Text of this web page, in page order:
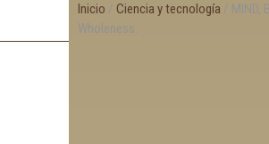
Inicio / Ciencia y tecnología / MIND,
Wholeness.